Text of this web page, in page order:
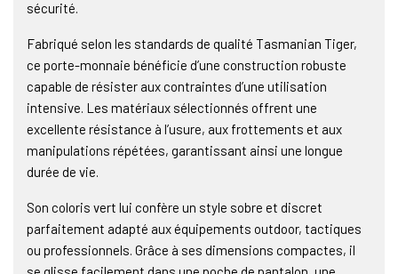
sécurité.
Fabriqué selon les standards de qualité Tasmanian Tiger,
ce porte-monnaie bénéficie d’une construction robuste
capable de résister aux contraintes d’une utilisation
intensive. Les matériaux sélectionnés offrent une
excellente résistance à l’usure, aux frottements et aux
manipulations répétées, garantissant ainsi une longue
durée de vie.
Son coloris vert lui confère un style sobre et discret
parfaitement adapté aux équipements outdoor, tactiques
ou professionnels. Grâce à ses dimensions compactes, il